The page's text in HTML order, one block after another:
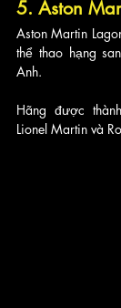
5. Aston
Aston Martin
thể thao hạng
Anh.
Hãng được
Lionel Martin và